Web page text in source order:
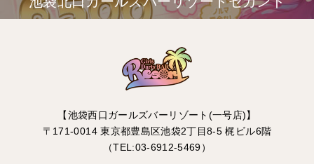
【池袋西口ガールズバーリゾート(一号店)】
〒171-0014 東京都豊島区池袋2丁目8-5 梶ビル6階
（TEL:03-6912-5469）